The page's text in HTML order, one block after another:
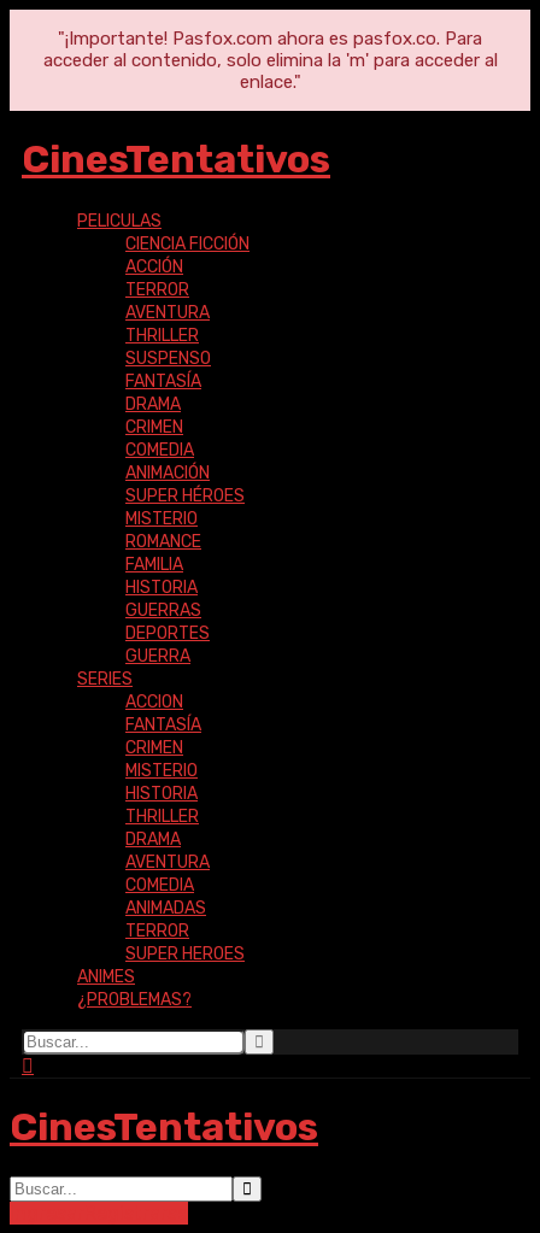
"¡Importante! Pasfox.com ahora es pasfox.co. Para
acceder al contenido, solo elimina la 'm' para acceder al
enlace."
CinesTentativos
PELICULAS
CIENCIA FICCIÓN
ACCIÓN
TERROR
AVENTURA
THRILLER
SUSPENSO
FANTASÍA
DRAMA
CRIMEN
COMEDIA
ANIMACIÓN
SUPER HÉROES
MISTERIO
ROMANCE
FAMILIA
HISTORIA
GUERRAS
DEPORTES
GUERRA
SERIES
ACCION
FANTASÍA
CRIMEN
MISTERIO
HISTORIA
THRILLER
DRAMA
AVENTURA
COMEDIA
ANIMADAS
TERROR
SUPER HEROES
ANIMES
¿PROBLEMAS?
CinesTentativos